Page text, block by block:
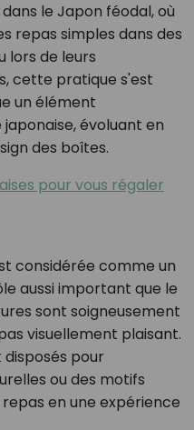
le Japon féodal, où
repas simples dans des
lors de leurs
cette pratique s'est
un élément
évoluant en
des boîtes.
pour vous régaler
considérée comme un
aussi important que le
sont soigneusement
visuellement plaisant.
pour
ou des motifs
en une expérience